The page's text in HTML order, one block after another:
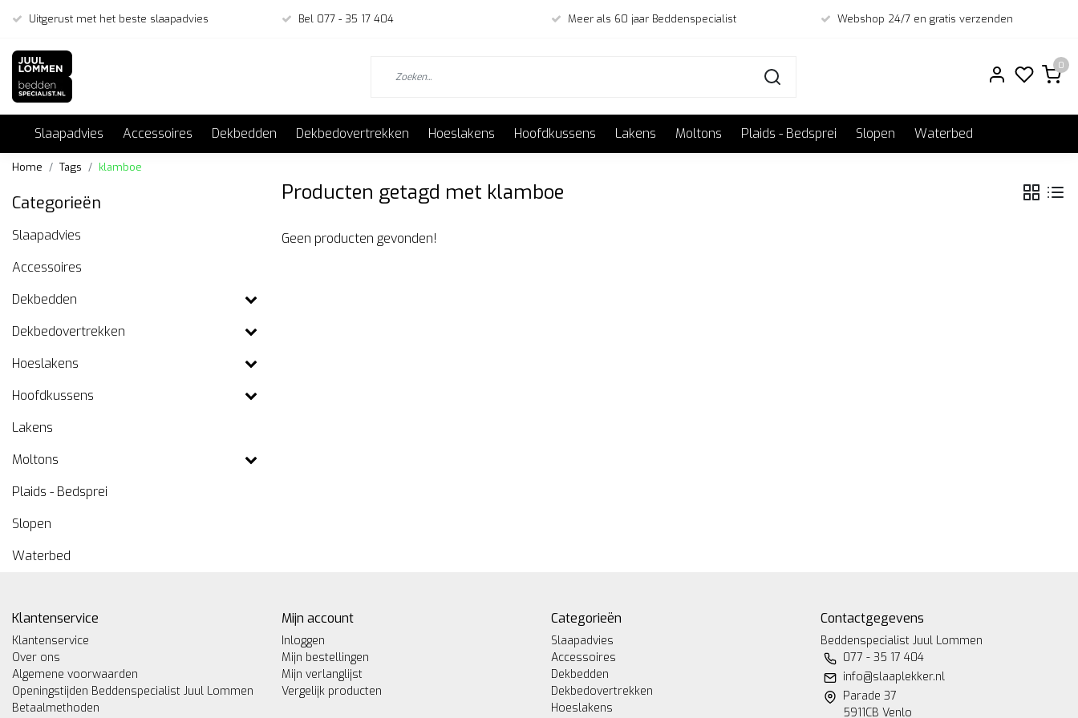
Uitgerust met het beste slaapadvies Bel 077 - 35 17 404 Meer als 60 jaar Beddenspecialist Webshop 24/7 en gratis verzenden
0
Slaapadvies Accessoires Dekbedden Dekbedovertrekken Hoeslakens Hoofdkussens Lakens Moltons Plaids - Bedsprei Slopen Waterbed
Home Tags klamboe
Categorieën
Slaapadvies
Accessoires
Dekbedden
Dekbedovertrekken
Hoeslakens
Hoofdkussens
Lakens
Moltons
Plaids - Bedsprei
Slopen
Waterbed
Producten getagd met klamboe
Geen producten gevonden!
Klantenservice
Klantenservice
Over ons
Algemene voorwaarden
Openingstijden Beddenspecialist Juul Lommen
Betaalmethoden
Mijn account
Inloggen
Mijn bestellingen
Mijn verlanglijst
Vergelijk producten
Categorieën
Slaapadvies
Accessoires
Dekbedden
Dekbedovertrekken
Hoeslakens
Contactgegevens
Beddenspecialist Juul Lommen
077 - 35 17 404
info@slaaplekker.nl
Parade 37
5911CB Venlo